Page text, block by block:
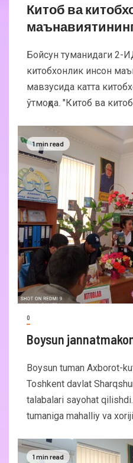
Китоб ва
Бойсун туманидаги 2-
китобхонлик инсон
мавзусида катта
ўтмоқда. "Китоб ва
1 min read
0
Boysun
Boysun tuman Axborot-
Toshkent davlat
talabalari sayohat
tumaniga mahalliy va
1 min read